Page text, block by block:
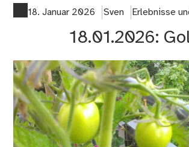
18. Januar 2026 Sven Erlebnisse
18.01.2026: